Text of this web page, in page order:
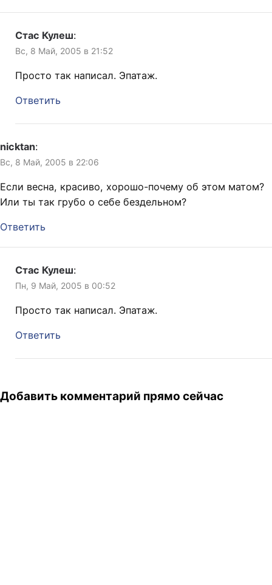
Стас Кулеш:
Вс, 8 Май, 2005 в 21:52
Просто так написал. Эпатаж.
Ответить
nicktan:
Вс, 8 Май, 2005 в 22:06
Если весна, красиво, хорошо-почему об этом матом?
Или ты так грубо о себе бездельном?
Ответить
Стас Кулеш:
Пн, 9 Май, 2005 в 00:52
Просто так написал. Эпатаж.
Ответить
Добавить комментарий прямо сейчас